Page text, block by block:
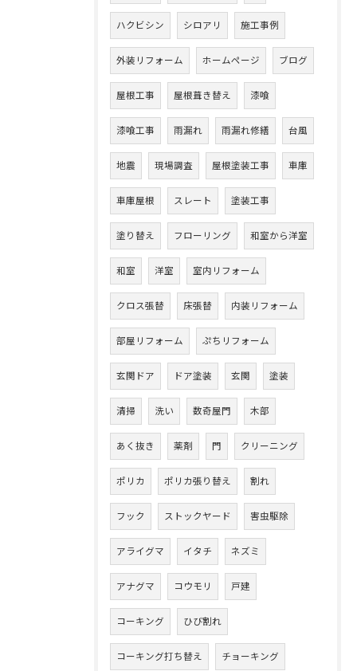
ハクビシン シロアリ 施工事例
外装リフォーム ホームページ ブログ
屋根工事 屋根葺き替え 漆喰
漆喰工事 雨漏れ 雨漏れ修繕 台風
地震 現場調査 屋根塗装工事 車庫
車庫屋根 スレート 塗装工事
塗り替え フローリング 和室から洋室
和室 洋室 室内リフォーム
クロス張替 床張替 内装リフォーム
部屋リフォーム ぷちリフォーム
玄関ドア ドア塗装 玄関 塗装
清掃 洗い 数奇屋門 木部
あく抜き 薬剤 門 クリーニング
ポリカ ポリカ張り替え 割れ
フック ストックヤード 害虫駆除
アライグマ イタチ ネズミ
アナグマ コウモリ 戸建
コーキング ひび割れ
コーキング打ち替え チョーキング